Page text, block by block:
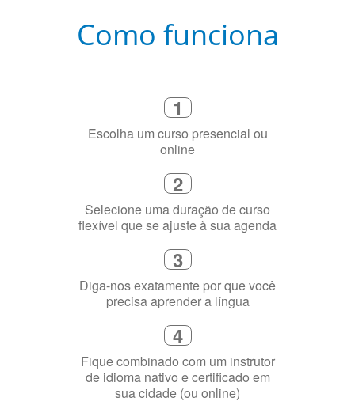
Escolha um curso presencial ou
online
2
Selecione uma duração de curso
flexível que se ajuste à sua agenda
3
Diga-nos exatamente por que você
precisa aprender a língua
4
Fique combinado com um instrutor
de idioma nativo e certificado em
sua cidade (ou online)
5